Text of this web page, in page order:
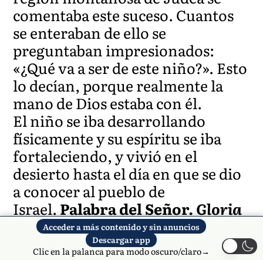
comentaba este suceso. Cuantos
se enteraban de ello se
preguntaban impresionados:
«¿Qué va a ser de este niño?». Esto
lo decían, porque realmente la
mano de Dios estaba con él.
El niño se iba desarrollando
físicamente y su espíritu se iba
fortaleciendo, y vivió en el
desierto hasta el día en que se dio
a conocer al pueblo de
Israel.Palabra del Señor.Gloria
a ti, Señor Jesús.
Acceder a más contenido y sin anuncios
Descargar app
Clic en la palanca para modo oscuro/claro→